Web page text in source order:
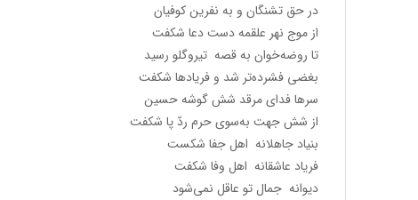
در حق تشنگان و به نفرین کوفیان
از موج نهر علقمه دست دعا شکفت
تا روضه‌خوان به قصه تیروگلو رسید
بغضی فشرده‌تر شد و فریاد‌ها شکفت
سرها فدای مرقد شش گوشه حسین
از شش جهت به‌سوی حرم ردّ پا شکفت
بنیاد جاهلانه اهل جفا شکست
فریاد عاشقانه اهل وفا شکفت
دیوانه جمال تو عاقل نمی‌شود